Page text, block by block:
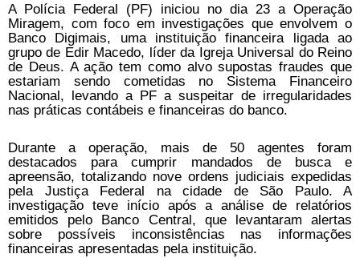
A Polícia Federal (PF) iniciou no dia 23 a Operação
Miragem, com foco em investigações que envolvem o
Banco Digimais, uma instituição financeira ligada ao
grupo de Edir Macedo, líder da Igreja Universal do Reino
de Deus. A ação tem como alvo supostas fraudes que
estariam sendo cometidas no Sistema Financeiro
Nacional, levando a PF a suspeitar de irregularidades
nas práticas contábeis e financeiras do banco.
Durante a operação, mais de 50 agentes foram
destacados para cumprir mandados de busca e
apreensão, totalizando nove ordens judiciais expedidas
pela Justiça Federal na cidade de São Paulo. A
investigação teve início após a análise de relatórios
emitidos pelo Banco Central, que levantaram alertas
sobre possíveis inconsistências nas informações
financeiras apresentadas pela instituição.